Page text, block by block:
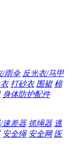
/雨伞 反光衣/马甲
打砂衣 围裙 棉
身体防护配件
速差器 抓绳器 逃
安全绳 安全网 医